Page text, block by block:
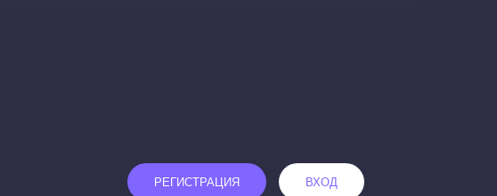
РЕГИСТРАЦИЯ ВХОД